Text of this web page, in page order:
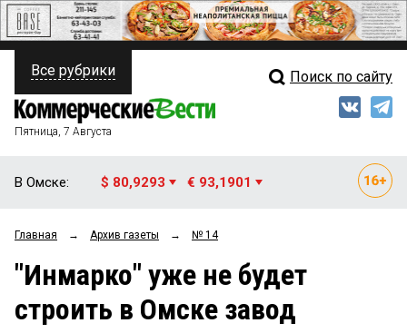
ПОЛИТИКА
ФИНАНСЫ
ОБЩЕСТВО
ЗАКОН
НОВОСТИ КОМПАНИЙ
Свежий выпуск
Рейтинги
Блоги
Все рубрики Поиск по сайту
Пятница, 7 Августа
В Омске: $ 80,9293 € 93,1901
Главная → Архив газеты → № 14
"Инмарко" уже не будет
строить в Омске завод